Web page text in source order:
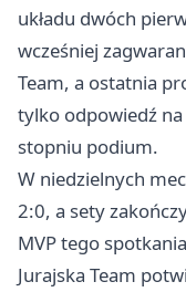
układu dwóch
wcześniej
Team, a ostatnia
tylko odpowiedź
stopniu podium.
W niedzielnych
2:0, a sety
MVP tego
Jurajska Team